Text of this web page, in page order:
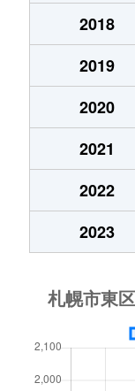
北１２条東
北１３条東
北１３条東
北１４条東
北１５条東
北１５条東
北１７条東
北１８条東
2018
2019
2020
2021
2022
2023